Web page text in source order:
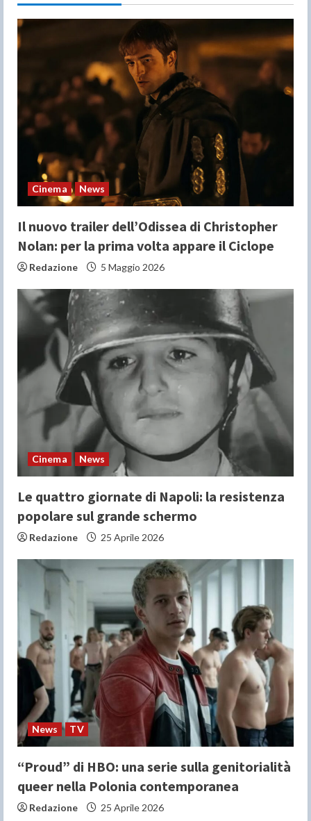
e
a
d
n
g
Cinema News
Il nuovo trailer dell’Odissea di Christopher
Nolan: per la prima volta appare il Ciclope
Redazione 5 Maggio 2026
Cinema News
Le quattro giornate di Napoli: la resistenza
popolare sul grande schermo
Redazione 25 Aprile 2026
News TV
“Proud” di HBO: una serie sulla genitorialità
queer nella Polonia contemporanea
Redazione 25 Aprile 2026